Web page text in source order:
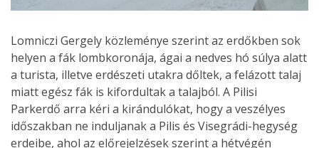
Lomniczi Gergely közleménye szerint az erdőkben sok
helyen a fák lombkoronája, ágai a nedves hó súlya alatt
a turista, illetve erdészeti utakra dőltek, a felázott talaj
miatt egész fák is kifordultak a talajból. A Pilisi
Parkerdő arra kéri a kirándulókat, hogy a veszélyes
időszakban ne induljanak a Pilis és Visegrádi-hegység
erdeibe, ahol az előrejelzések szerint a hétvégén